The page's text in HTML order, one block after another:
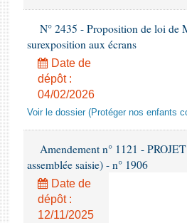
N° 2435 - Proposition de loi de
surexposition aux écrans
Date de
dépôt :
04/02/2026
Voir le dossier (Protéger nos enfants
Amendement n° 1121 -
assemblée saisie) - n° 1906
Date de
dépôt :
12/11/2025